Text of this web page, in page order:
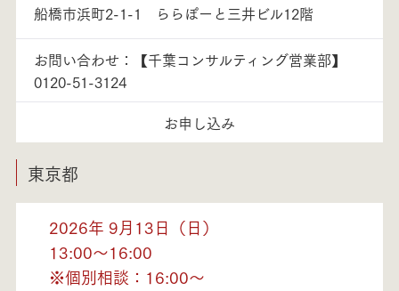
船橋市浜町2-1-1 ららぽーと三井ビル12階
お問い合わせ：【千葉コンサルティング営業部】
0120-51-3124
お申し込み
東京都
2026年 9月13日（日）
13:00～16:00
※個別相談：16:00～